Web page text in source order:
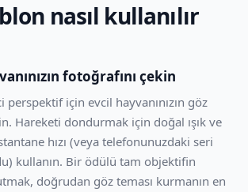
nasıl kullanılır
fotoğrafını çekin
perspektif için evcil hayvanınızın göz
Hareketi dondurmak için doğal ışık ve
hızı (veya telefonunuzdaki seri
kullanın. Bir ödülü tam objektifin
doğrudan göz teması kurmanın en